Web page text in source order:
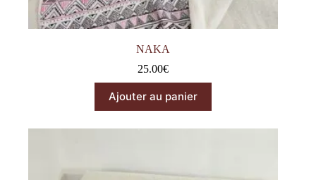
NAKA
25.00€
Ajouter au panier